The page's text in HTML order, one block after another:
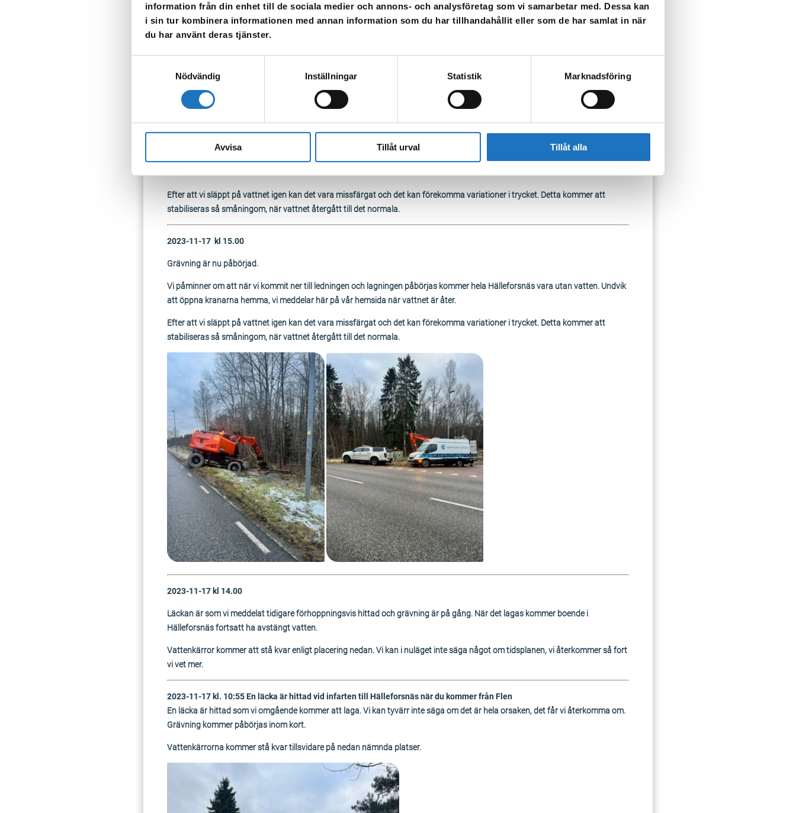
information från din enhet till de sociala medier och annons- och analysföretag som vi samarbetar med. Dessa kan
i sin tur kombinera informationen med annan information som du har tillhandahållit eller som de har samlat in när
du har använt deras tjänster.
Nödvändig
Inställningar Statistik Marknadsföring
Avvisa Tillåt urval Tillåt alla
Efter att vi släppt på vattnet igen kan det vara missfärgat och det kan förekomma variationer i trycket. Detta kommer att
stabiliseras så småningom, när vattnet återgått till det normala.
2023-11-17 kl 15.00
Grävning är nu påbörjad.
Vi påminner om att när vi kommit ner till ledningen och lagningen påbörjas kommer hela Hälleforsnäs vara utan vatten. Undvik
att öppna kranarna hemma, vi meddelar här på vår hemsida när vattnet är åter.
Efter att vi släppt på vattnet igen kan det vara missfärgat och det kan förekomma variationer i trycket. Detta kommer att
stabiliseras så småningom, när vattnet återgått till det normala.
2023-11-17 kl 14.00
Läckan är som vi meddelat tidigare förhoppningsvis hittad och grävning är på gång. När det lagas kommer boende i
Hälleforsnäs fortsatt ha avstängt vatten.
Vattenkärror kommer att stå kvar enligt placering nedan. Vi kan i nuläget inte säga något om tidsplanen, vi återkommer så fort
vi vet mer.
2023-11-17 kl. 10:55 En läcka är hittad vid infarten till Hälleforsnäs när du kommer från Flen
En läcka är hittad som vi omgående kommer att laga. Vi kan tyvärr inte säga om det är hela orsaken, det får vi återkomma om.
Grävning kommer påbörjas inom kort.
Vattenkärrorna kommer stå kvar tillsvidare på nedan nämnda platser.